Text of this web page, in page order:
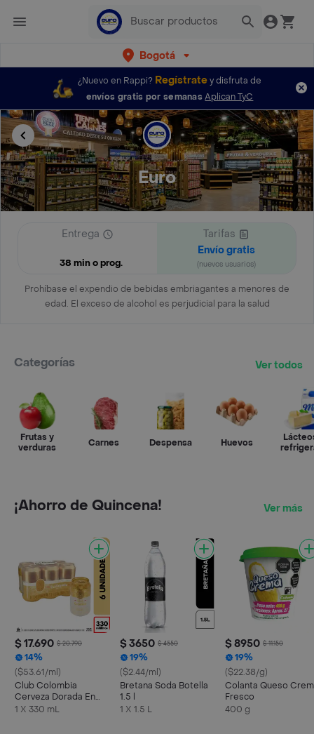
Bogotá
¿Nuevo en Rappi? Regístratey disfruta de
envíos gratis por semanas Aplican TyC
Euro
Entrega
38 min o prog.
Tarifas
Envío gratis
(nuevos usuarios)
Prohíbase el expendio de bebidas embriagantes a menores de
edad. El exceso de alcohol es perjudicial para la salud
Categorías Ver todos
Frutas y
verduras
Carnes Despensa Huevos
¡Ahorro de Quincena! Ver más
$ 17.690 $ 20.790
14%
($53.61/ml)
Club Colombia
Cerveza Dorada En
Lata 330 ML X6 Unds
1 X 330 mL
$ 3650 $ 4550
19%
($2.44/ml)
Bretana Soda Botella
1.5 l
1 X 1.5 L
$ 8950 $ 11.150
19%
($22.38/g)
Colanta Queso
Fresco
400 g